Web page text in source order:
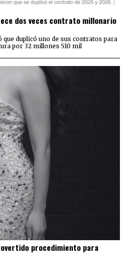
dos veces contrato millonario
que duplicó uno de sus contratos para
por 32 millones 510 mil
procedimiento para